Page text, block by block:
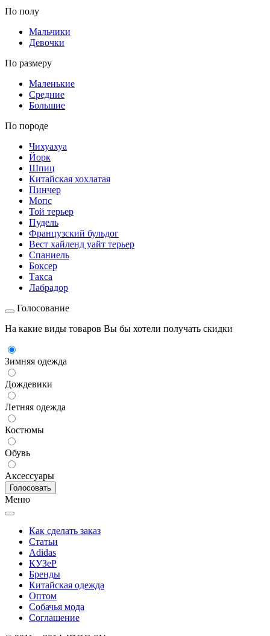
По полу
Мальчики
Девочки
По размеру
Маленькие
Средние
Большие
По породе
Чихуахуа
Йорк
Шпиц
Китайская хохлатая
Пинчер
Мопс
Той терьер
Пудель
Французский бульдог
Вест хайленд уайт терьер
Спаниель
Боксер
Такса
Лабрадор
Голосование
На какие виды товаров Вы бы хотели получать скидки
Зимняя одежда
Дождевики
Летняя одежда
Костюмы
Обувь
Аксессуары
Меню
Как сделать заказ
Статьи
Adidas
КУЗеР
Бренды
Китайская одежда
Оптом
Собачья мода
Соглашение